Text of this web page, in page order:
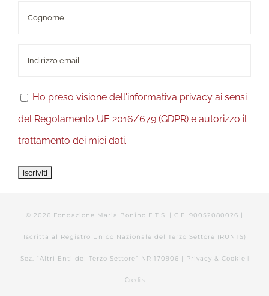
Ho preso visione dell'informativa privacy ai sensi
del Regolamento UE 2016/679 (GDPR) e autorizzo il
trattamento dei miei dati.
© 2026 Fondazione Maria Bonino E.T.S. | C.F. 90052080026 |
Iscritta al Registro Unico Nazionale del Terzo Settore (RUNTS)
Sez. “Altri Enti del Terzo Settore” NR 170906 | Privacy & Cookie
Credits